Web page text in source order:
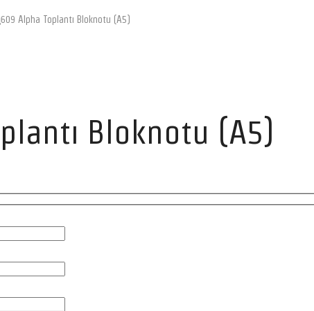
609 Alpha Toplantı Bloknotu (A5)
Bloknotu (A5)